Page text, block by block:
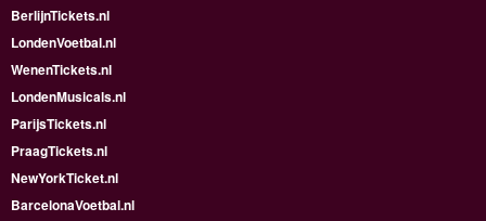
BerlijnTickets.nl
LondenVoetbal.nl
WenenTickets.nl
LondenMusicals.nl
ParijsTickets.nl
PraagTickets.nl
NewYorkTicket.nl
BarcelonaVoetbal.nl